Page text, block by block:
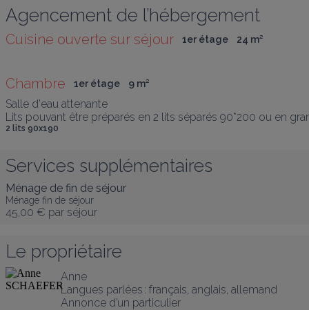
Agencement de l’hébergement
Cuisine ouverte sur séjour 1er étage 24 m²
Chambre 1er étage 9 m²
Salle d'eau attenante
Lits pouvant être préparés en 2 lits séparés 90*200 ou en
2 lits 90x190
Services supplémentaires
Ménage de fin de séjour
Ménage fin de séjour
45,00 € par séjour
Le propriétaire
Anne
Langues parlées : français anglais allemand
Annonce d’un particulier